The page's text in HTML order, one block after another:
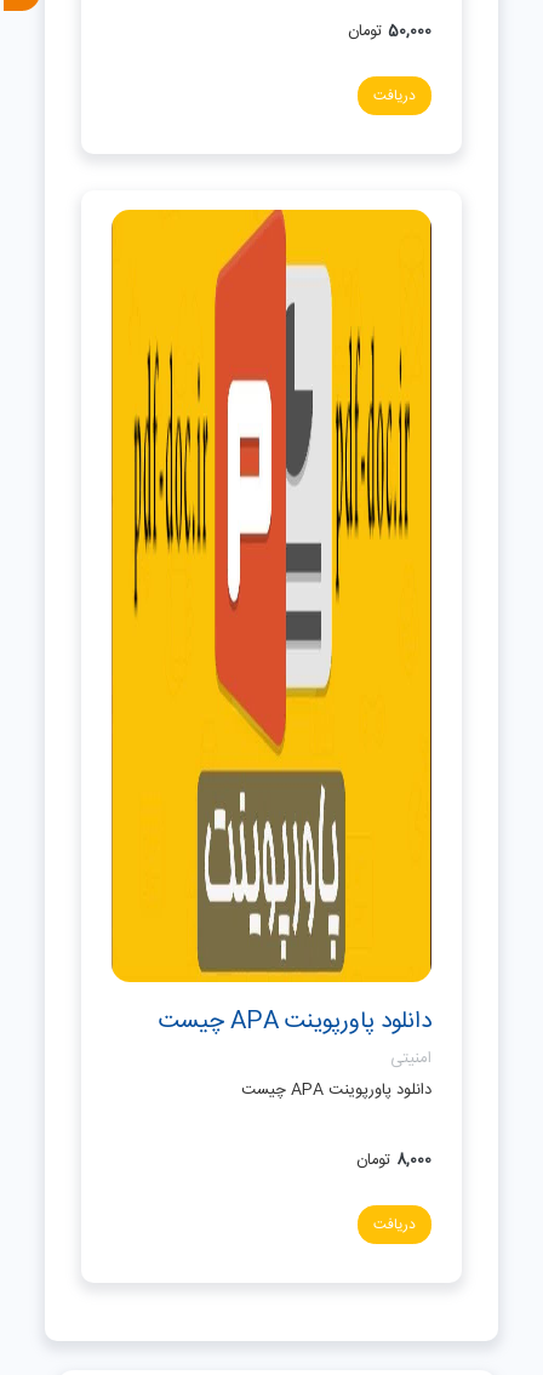
50,000 تومان
دریافت
دانلود پاورپوینت APA چیست
امنیتی
دانلود پاورپوینت APA چیست
8,000 تومان
دریافت